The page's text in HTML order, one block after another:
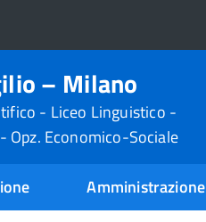
– Milano
- Liceo Linguistico -
Opz. Economico-Sociale
Amministrazione